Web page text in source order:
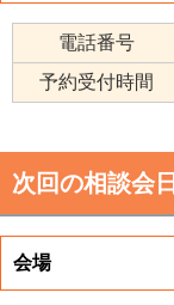
電話番号
予約受付時間
次回の相談会
会場